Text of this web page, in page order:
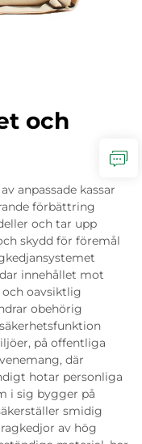
och
anpassade kassar
förbättring
och tar upp
skydd för föremål
innehållet mot
oavsiktlig
obehörig
på offentliga
där
hotar personliga
i sig bygger på
smidig
av hög